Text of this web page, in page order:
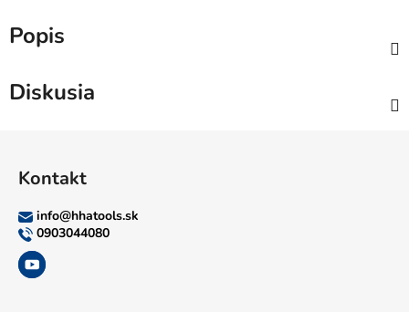
Popis
Diskusia
Kontakt
info@hhatools.sk
0903044080